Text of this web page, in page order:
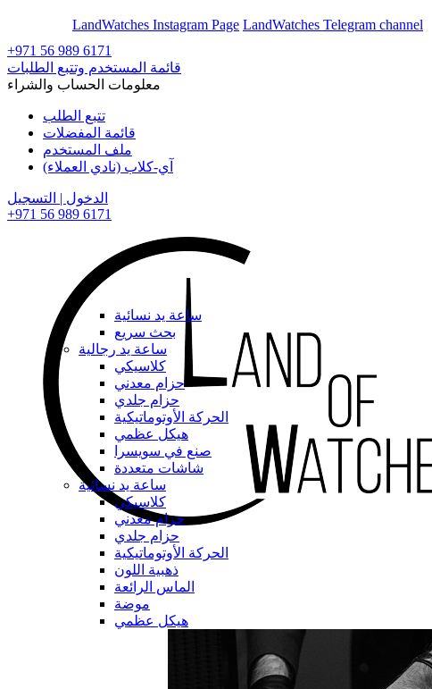
LandWatches Instagram Page LandWatches Telegram channel
+971 56 989 6171
قائمة المستخدم وتتبع الطلبات
معلومات الحساب والشراء
تتبع الطلب
قائمة المفضلات
ملف المستخدم
آي-كلاب (نادي العملاء)
الدخول | التسجيل
+971 56 989 6171
ساعة يد نسائية
بحث سريع
ساعة يد رجالية
كلاسيكي
حزام معدني
حزام جلدي
الحركة الأوتوماتيكية
هيكل عظمي
صنع في سويسرا
شاشات متعددة
ساعة يد نسائية
كلاسيكي
حزام معدني
حزام جلدي
الحركة الأوتوماتيكية
ذهبية اللون
الماس الرائعة
موضة
هيكل عظمي